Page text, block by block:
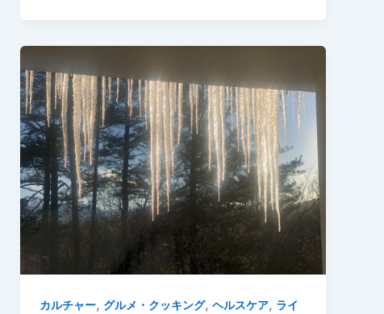
カルチャー, グルメ・クッキング,ヘルスケア, ライ